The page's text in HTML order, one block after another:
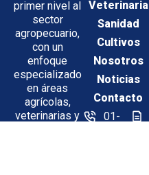
primer nivel al
sector
agropecuario,
con un
enfoque
especializado
en áreas
agrícolas,
veterinarias y
Veterinaria
Sanidad
Cultivos
Nosotros
Noticias
Contacto
01-